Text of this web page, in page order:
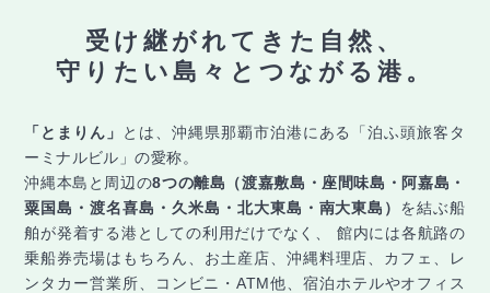
受け継がれてきた自然、
守りたい島々とつながる港。
「とまりん」
とは、沖縄県那覇市泊港にある「泊ふ頭旅客タ
ーミナルビル」の愛称。
沖縄本島と周辺の8つの離島（渡嘉敷島・座間味島・阿嘉島・
粟国島・渡名喜島・久米島・北大東島・南大東島） を結ぶ船
舶が発着する港としての利用だけでなく、 館内には各航路の
乗船券売場はもちろん、お土産店、沖縄料理店、カフェ、レ
ンタカー営業所、コンビニ・ATM他、宿泊ホテルやオフィス